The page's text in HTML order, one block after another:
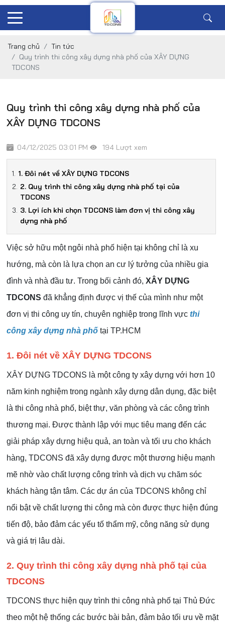
Trang chủ
Tin tức
Quy trình thi công xây dựng nhà phố của XÂY DỰNG
TDCONS
Quy trình thi công xây dựng nhà phố của
XÂY DỰNG TDCONS
04/12/2025 03:01 PM 194 Lượt xem
1. Đôi nét về XÂY DỰNG TDCONS
2. Quy trình thi công xây dựng nhà phố tại của
TDCONS
3. Lợi ích khi chọn TDCONS làm đơn vị thi công xây
dựng nhà phố
Việc sở hữu một ngôi nhà phố hiện tại không chỉ là xu
hướng, mà còn là lựa chọn an cư lý tưởng của nhiều gia
đình và nhà đầu tư. Trong bối cảnh đó, XÂY DỰNG
TDCONS đã khẳng định được vị thế của mình như một
đơn vị thi công uy tín, chuyên nghiệp trong lĩnh vực thi
công xây dựng nhà phố tại TP.HCM
1. Đôi nét về XÂY DỰNG TDCONS
XÂY DỰNG TDCONS là một công ty xây dựng với hơn 10
năm kinh nghiệm trong ngành xây dựng dân dụng, đặc biệt
là thi công nhà phố, biệt thự, văn phòng và các công trình
thương mại. Được thành lập với mục tiêu mang đến các
giải pháp xây dựng hiệu quả, an toàn và tối ưu cho khách
hàng, TDCONS đã xây dựng được một thương hiệu mạnh
mẽ nhờ vào chất lượng công trình và dịch vụ chăm sóc
khách hàng tận tâm. Các dự án của TDCONS không chỉ
nổi bật về chất lượng thi công mà còn được thực hiện đúng
tiến độ, bảo đảm các yếu tố thẩm mỹ, công năng sử dụng
và giá trị lâu dài.
2. Quy trình thi công xây dựng nhà phố tại của
TDCONS
TDCONS thực hiện quy trình thi công nhà phố tại Thủ Đức
theo một hệ thống các bước bài bản, đảm bảo tối ưu về mặt